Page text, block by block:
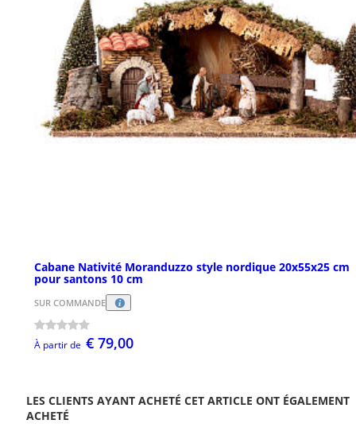
Cabane Nativité Moranduzzo style nordique 20x55x25 cm
pour santons 10 cm
SUR COMMANDE
À partir de € 79,00
LES CLIENTS AYANT ACHETÉ CET ARTICLE ONT ÉGALEMENT
ACHETÉ